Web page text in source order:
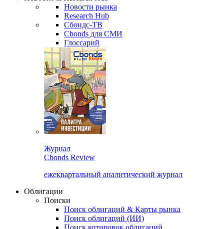
Новости & Research Hub
Новости рынка
Research Hub
Сбондс-ТВ
Cbonds для СМИ
Глоссарий
Журнал
Cbonds Review
ежеквартальный аналитический журнал
Облигации